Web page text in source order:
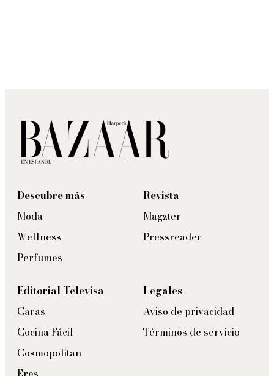
Descubre más
Moda
Wellness
Perfumes
Revista
Magzter
Pressreader
Editorial Televisa
Caras
Cocina Fácil
Cosmopolitan
Legales
Aviso de privacidad
Términos de servicio